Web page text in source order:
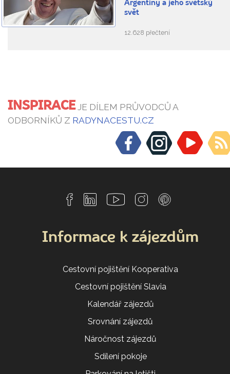
Argentiny a jeho světský
svět
12.628 přečtení
INSPIRACEJE DÍLEM PRŮVODCŮ A
ODBORNÍKŮ Z RADYNACESTU.CZ
Informace k zájezdům
Cestovní pojištění Kooperativa
Cestovní pojištění Slavia
Kalendář zájezdů
Srovnání zájezdů
Náročnost zájezdů
Sdílení pokoje